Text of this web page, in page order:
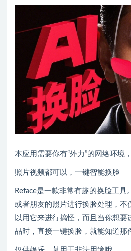
本应用需要你有“外力”的网络环境
照片视频都可以，一键智能换脸
Reface是一款非常有趣的换脸工具
或者朋友的照片进行换脸处理，不
以用它来进行搞怪，而且当你想要
品时，直接一键换脸，就能知道那